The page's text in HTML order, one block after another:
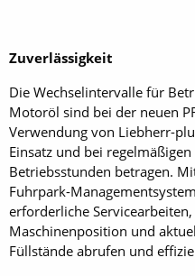
Zuverlässigkeit
Die Wechselintervalle für
Motoröl sind bei der neuen
Verwendung von Liebherr-
Einsatz und bei
Betriebsstunden betragen.
Fuhrpark-
erforderliche
Maschinenposition und
Füllstände abrufen und